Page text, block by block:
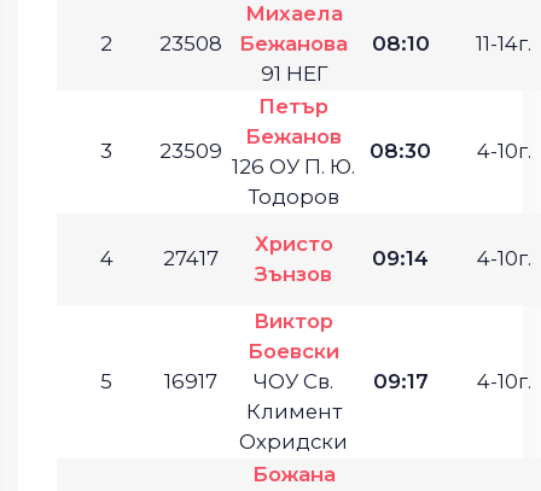
2 23508
Михаела
Бежанова
91 НЕГ
08:10 11-14г.
3 23509
Петър
Бежанов
126 ОУ П. Ю.
Тодоров
08:30 4-10г.
4 27417
Христо
Зънзов
09:14 4-10г.
5 16917
Виктор
Боевски
ЧОУ Св.
Климент
Охридски
09:17 4-10г.
Божана